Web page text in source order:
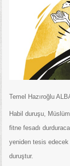
Temel Hazıroğlu
Habil duruşu,
fitne fesadı
yeniden tesis edecek
duruştur.